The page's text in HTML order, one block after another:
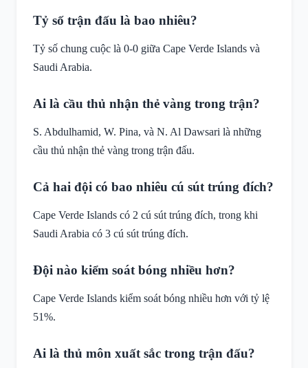
Tỷ số trận đấu là bao nhiêu?
Tỷ số chung cuộc là 0-0 giữa Cape Verde Islands và
Saudi Arabia.
Ai là cầu thủ nhận thẻ vàng trong trận?
S. Abdulhamid, W. Pina, và N. Al Dawsari là những
cầu thủ nhận thẻ vàng trong trận đấu.
Cả hai đội có bao nhiêu cú sút trúng đích?
Cape Verde Islands có 2 cú sút trúng đích, trong khi
Saudi Arabia có 3 cú sút trúng đích.
Đội nào kiểm soát bóng nhiều hơn?
Cape Verde Islands kiểm soát bóng nhiều hơn với tỷ lệ
51%.
Ai là thủ môn xuất sắc trong trận đấu?